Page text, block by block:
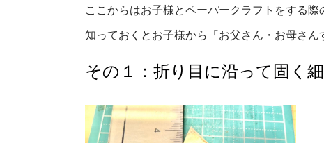
ここからはお子様とペーパークラフトをする際
知っておくとお子様から「お父さん・お母さ
その１：折り目に沿って固く